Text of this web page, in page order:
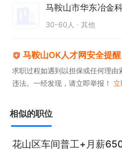
福利待遇：1、综合月薪
30-60人 其他
马鞍山OK人才网安全提醒
求职过程如遇到以担保或任何理由
违法。一经发现，请立即举报！
相似的职位
花山区车间普工+月薪